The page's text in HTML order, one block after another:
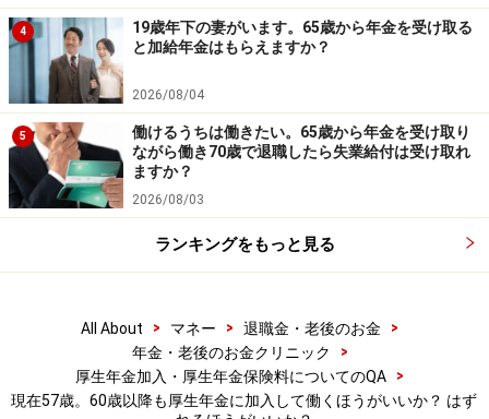
4
19歳年下の妻がいます。65歳から年金を受け取る
と加給年金はもらえますか？
2026/08/04
5
働けるうちは働きたい。65歳から年金を受け取り
ながら働き70歳で退職したら失業給付は受け取れ
ますか？
2026/08/03
ランキングをもっと見る
All About > マネー > 退職金・老後のお金
>
年金・老後のお金クリニック
>
厚生年金加入・厚生年金保険料についてのQA
>
現在57歳。60歳以降も厚生年金に加入して働くほうがいいか？ はず